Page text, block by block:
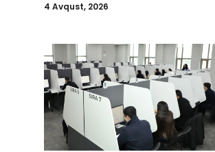
4 Avqust, 2026